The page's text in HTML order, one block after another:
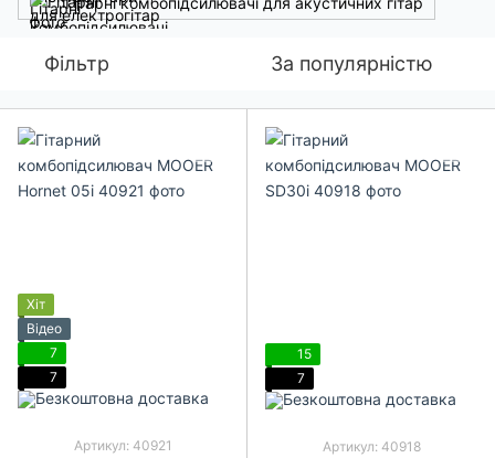
Фільтр За популярністю
Хіт
Відео
7
7
Артикул: 40921
15
7
Артикул: 40918